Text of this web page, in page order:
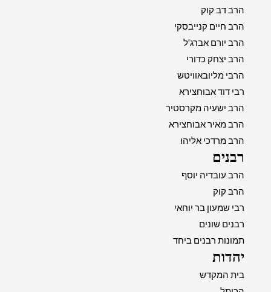
הרב דב קוק
הרב חיים קנייבסקי
הרב יורם אברג'ל
הרב יצחק כדורי
הרבי מליובאוויטש
רבי דוד אבוחצירא
הרב ישעיה מקרסטיר
הרב מאיר אבוחצירא
הרב מרדכי אליהו
רבנים
הרב עובדיה יוסף
הרב קוק
רבי שמעון בר יוחאי
רבנים שונים
תמונות רבנים ביחד
יהדות
בית המקדש